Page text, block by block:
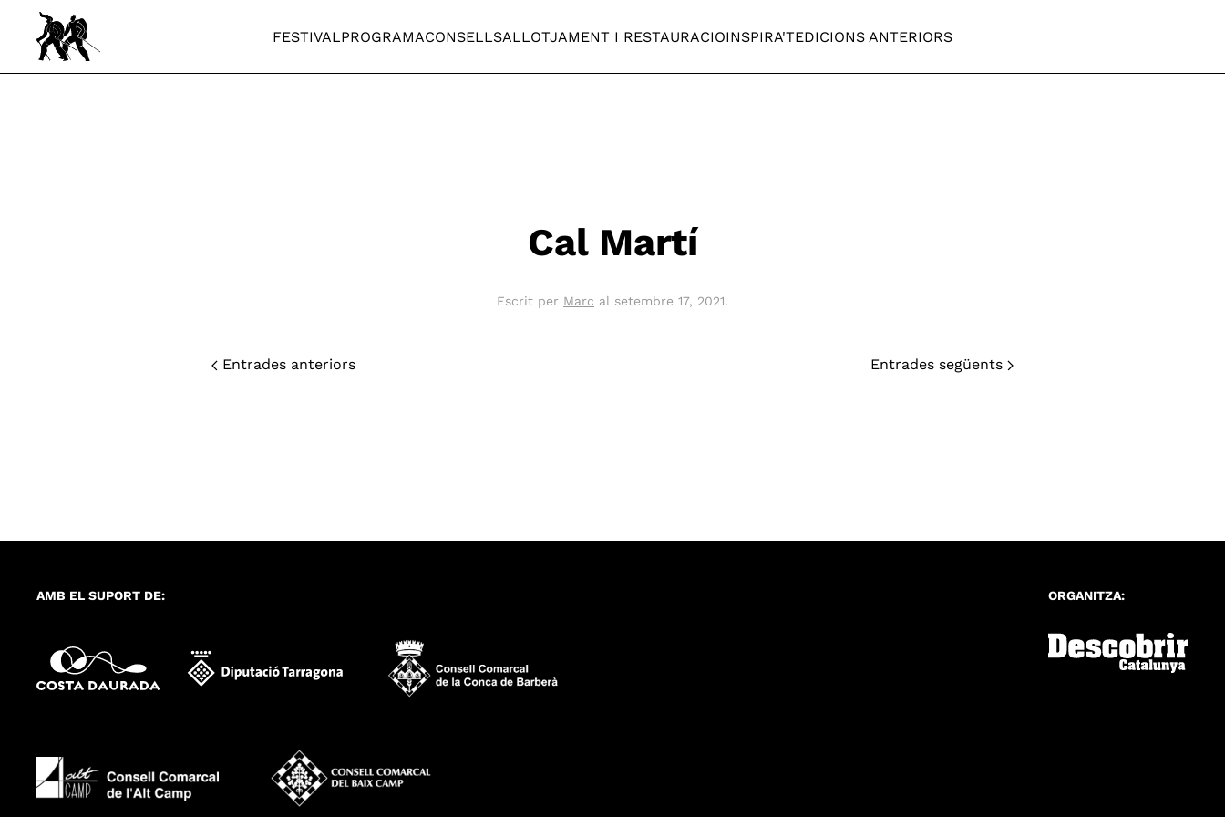
Skip to main content
FESTIVALPROGRAMACONSELLSALLOTJAMENT I RESTAURACIOINSPIRA'TEDICIONS ANTERIORS
Cal Martí
Escrit per Marc al setembre 17, 2021.
Entrades anteriors Entrades següents
AMB EL SUPORT DE: ORGANITZA: